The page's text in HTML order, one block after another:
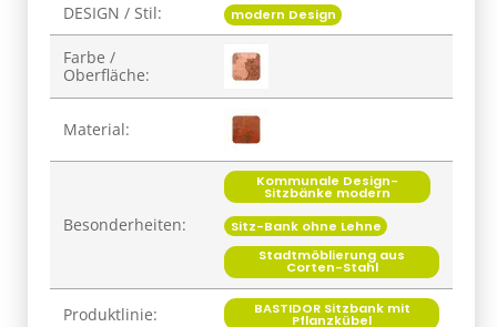
Produkteigenschaft
Wert
DESIGN / Stil: modern Design
Farbe /
Oberfläche:
Material:
Besonderheiten:
Kommunale Design-
Sitzbänke modern
Sitz-Bank ohne Lehne
Stadtmöblierung aus
Corten-Stahl
Produktlinie: BASTIDOR Sitzbank mit
Pflanzkübel